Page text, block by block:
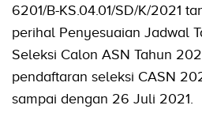
6201/B-KS.04.01/SD/K/2021
perihal Penyesuaian Jadwal
Seleksi Calon ASN Tahun
pendaftaran seleksi CASN
sampai dengan 26 Juli 2021.